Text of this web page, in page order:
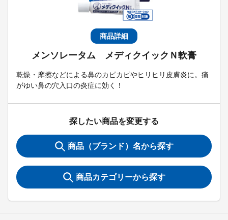
商品詳細
メンソレータム メディクイックＮ軟膏
乾燥・摩擦などによる鼻のカピカピやヒリヒリ皮膚炎に。痛
がゆい鼻の穴入口の炎症に効く！
探したい商品を変更する
商品（ブランド）名から探す
商品カテゴリーから探す